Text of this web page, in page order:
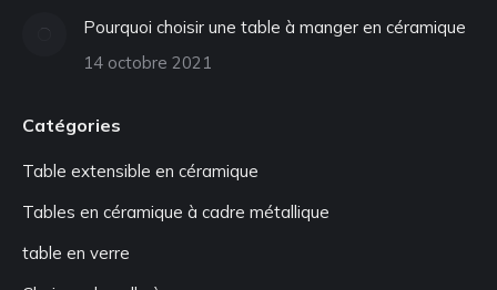
Pourquoi choisir une table à manger en céramique
14 octobre 2021
Catégories
Table extensible en céramique
Tables en céramique à cadre métallique
table en verre